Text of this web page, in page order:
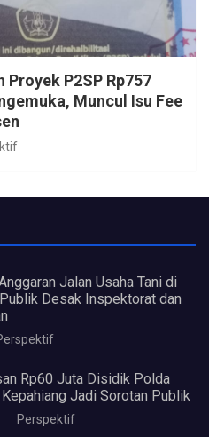
Proyek P2SP Rp757
Muncul Isu Fee
Jalan Usaha Tani di
Desak Inspektorat dan
Rp60 Juta Disidik Polda
Jadi Sorotan Publik
Perspektif